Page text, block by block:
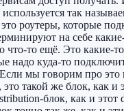
так
роутеры, которые
на себе
что-то ещё. Это какие-
надо куда-то
мы говорим про это
такой же блок, как и
блок, как и этот